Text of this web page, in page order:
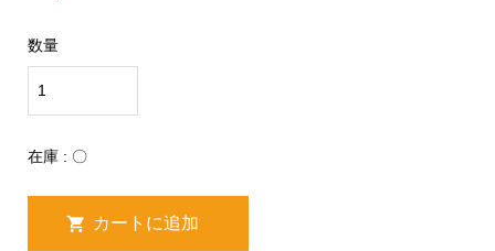
数量
在庫 : 〇